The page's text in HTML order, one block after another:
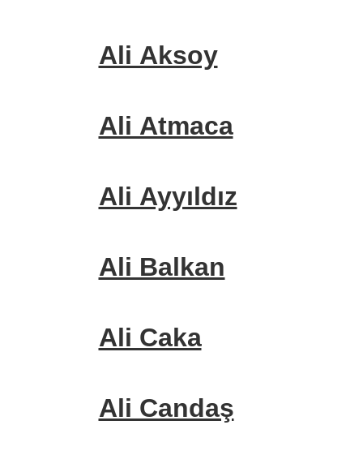
Ali Aksoy
Ali Atmaca
Ali Ayyıldız
Ali Balkan
Ali Caka
Ali Candaş